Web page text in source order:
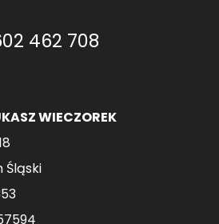
462 708
WIECZOREK
Śląski